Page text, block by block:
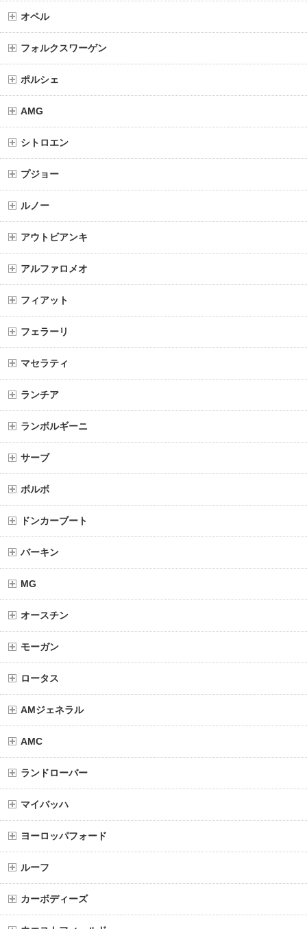
オペル
フォルクスワーゲン
ポルシェ
AMG
シトロエン
プジョー
ルノー
アウトビアンキ
アルファロメオ
フィアット
フェラーリ
マセラティ
ランチア
ランボルギーニ
サーブ
ボルボ
ドンカーブート
バーキン
MG
オースチン
モーガン
ロータス
AMジェネラル
AMC
ランドローバー
マイバッハ
ヨーロッパフォード
ルーフ
カーボディーズ